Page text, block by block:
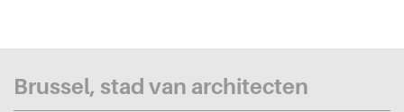
Brussel, stad van architecten